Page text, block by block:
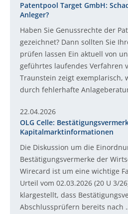
Patentpool Target GmbH:
Anleger?
Haben Sie Genussrechte der
gezeichnet? Dann sollten Sie
prüfen lassen Ein aktuell von
geführtes laufendes Verfahren
Traunstein zeigt exemplarisch,
durch fehlerhafte
22.04.2026
OLG Celle:
Kapitalmarktinformationen
Die Diskussion um die
Bestätigungsvermerke der
Wirecard ist um eine wichtige
Urteil vom 02.03.2026 (20 U 3/
klargestellt, dass
Abschlussprüfern bereits nach